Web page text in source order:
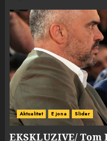
Aktualitet E jona Slider
EKSKLUZIVE/